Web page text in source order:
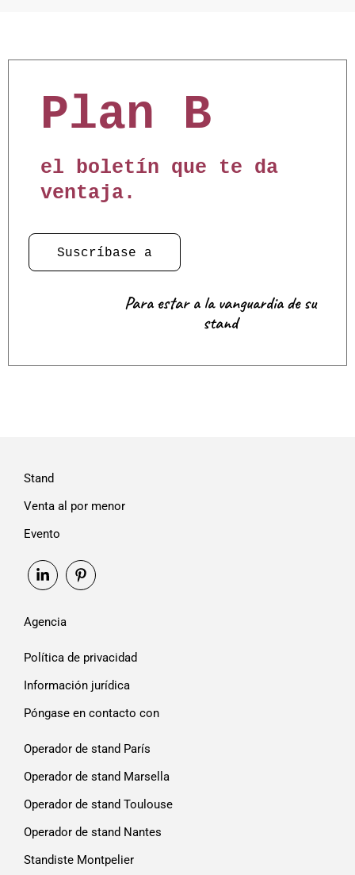
Plan B
el boletín que te da
ventaja.
Suscríbase a
Para estar a la vanguardia de su
stand
Stand
Venta al por menor
Evento
Agencia
Política de privacidad
Información jurídica
Póngase en contacto con
Operador de stand París
Operador de stand Marsella
Operador de stand Toulouse
Operador de stand Nantes
Standiste Montpelier